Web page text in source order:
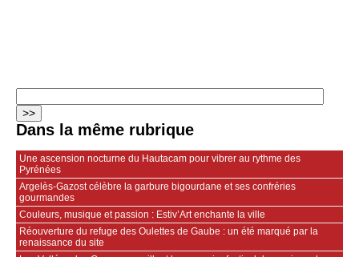
Dans la même rubrique
Une ascension nocturne du Hautacam pour vibrer au rythme des
Pyrénées
Argelès-Gazost célèbre la garbure bigourdane et ses confréries
gourmandes
Couleurs, musique et passion : Estiv’Art enchante la ville
Réouverture du refuge des Oulettes de Gaube : un été marqué par la
renaissance du site